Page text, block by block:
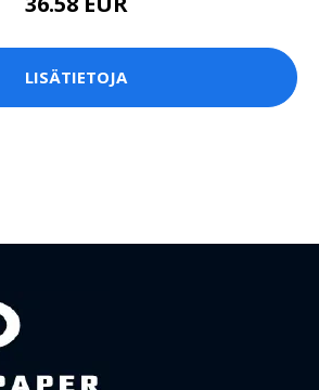
LISÄTIETOJA